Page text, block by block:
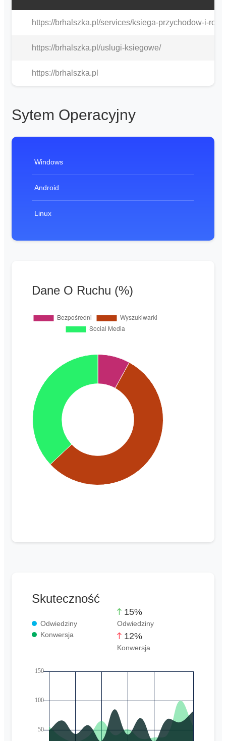
https://brhalszka.pl/services/ksiega-przychodow-i-
https://brhalszka.pl/uslugi-ksiegowe/
https://brhalszka.pl
Sytem Operacyjny
Windows
Android
Linux
Dane O Ruchu (%)
Skuteczność
Odwiedziny
Konwersja
15%
Odwiedziny
12%
Konwersja